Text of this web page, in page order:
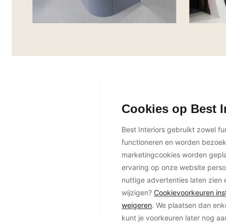
Cookies op Best
Best Interiors gebruikt zowel
functioneren en worden
marketingcookies worden
ervaring op onze website
nuttige advertenties laten zien
wijzigen?Cookievoorkeuren
weigeren. We plaatsen dan
kunt je voorkeuren later nog